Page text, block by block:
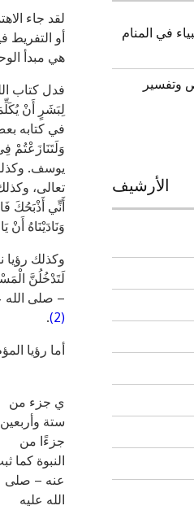
لقد جاء
أو التفريط
هي مبدأ
فدل كتاب
في كتابه
يوسف.
تعالى،
أَنِّي أَذْبَحُكَ
وَنَادَيْنَاهُ أَنْ
وكذلك رؤيا
– صلى الله
(2)
.
أما رؤيا
ي جزء من
ستة وأربعين
جزءًا من
النبوة كما
عنه – صلى
الله عليه
في المنام
الأرشيف